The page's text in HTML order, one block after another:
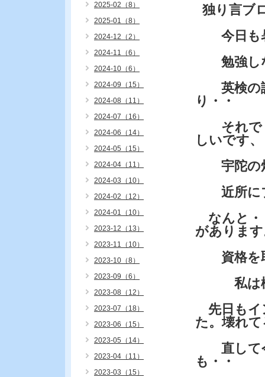
独り言ブ
今日も
勉強しな
英検の試
り・・
それで・
しいです、
宇陀の畑
近所にブ
なんと・
がありま
資格を取
私は機
先日もイ
た。壊れ
直して今
も・・
2025-02（8）
2025-01（8）
2024-12（2）
2024-11（6）
2024-10（6）
2024-09（15）
2024-08（11）
2024-07（16）
2024-06（14）
2024-05（15）
2024-04（11）
2024-03（10）
2024-02（12）
2024-01（10）
2023-12（13）
2023-11（10）
2023-10（8）
2023-09（6）
2023-08（12）
2023-07（18）
2023-06（15）
2023-05（14）
2023-04（11）
2023-03（15）